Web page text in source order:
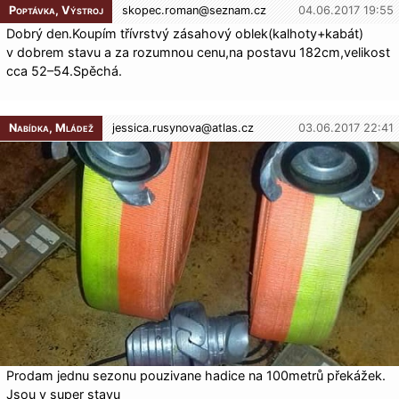
Poptávka, Výstroj skopec.roman@seznam.cz 04.06.2017 19:55
Dobrý den.Koupím třívrstvý zásahový oblek(kalhoty+ka­bát)
v dobrem stavu a za rozumnou cenu,na postavu 182cm,velikost
cca 52–54.Spěchá.
Nabídka, Mládež jessica.rusynova@atlas.cz 03.06.2017 22:41
Prodam jednu sezonu pouzivane hadice na 100metrů překážek.
Jsou v super stavu